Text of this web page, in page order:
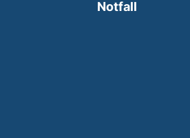
opens in a new window)
Notfall